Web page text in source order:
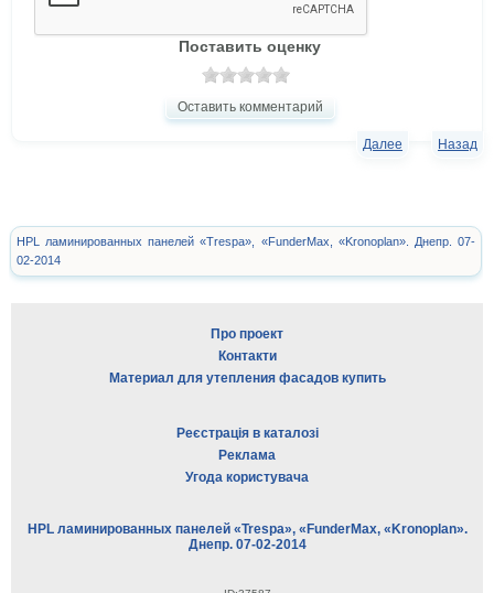
Поставить оценку
Оставить комментарий
Назад
Далее
HPL ламинированных панелей «Trespa», «FunderMax, «Kronoplan». Днепр. 07-
02-2014
Про проект
Контакти
Материал для утепления фасадов купить
Реєстрація в каталозі
Реклама
Угода користувача
HPL ламинированных панелей «Trespa», «FunderMax, «Kronoplan».
Днепр. 07-02-2014